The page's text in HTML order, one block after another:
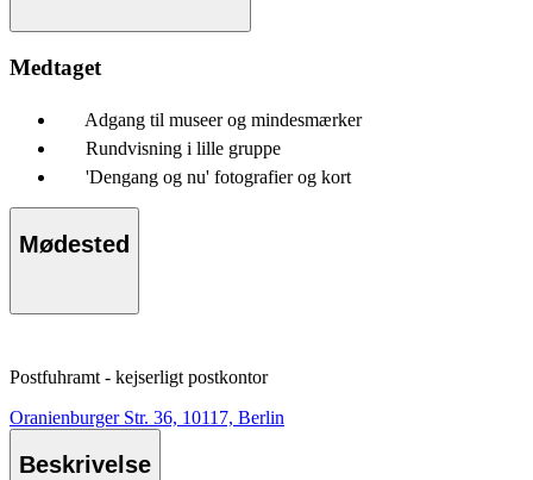
Medtaget
Adgang til museer og mindesmærker
Rundvisning i lille gruppe
'Dengang og nu' fotografier og kort
Mødested
Postfuhramt - kejserligt postkontor
Oranienburger Str. 36, 10117, Berlin
Beskrivelse